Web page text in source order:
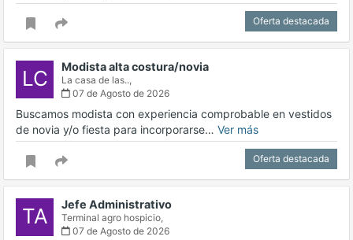
Oferta destacada
LC Modista alta costura/novia
La casa de las..,
07 de Agosto de 2026
Buscamos modista con experiencia comprobable en vestidos
de novia y/o fiesta para incorporarse… Ver más
Oferta destacada
TA Jefe Administrativo
Terminal agro hospicio,
07 de Agosto de 2026